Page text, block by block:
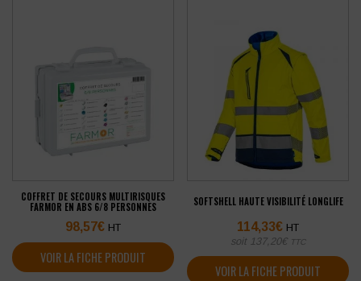
COFFRET DE SECOURS MULTIRISQUES
FARMOR EN ABS 6/8 PERSONNES
98,57€ HT
VOIR LA FICHE PRODUIT
SOFTSHELL HAUTE VISIBILITÉ LONGLIFE
114,33€ HT
soit 137,20€ TTC
VOIR LA FICHE PRODUIT